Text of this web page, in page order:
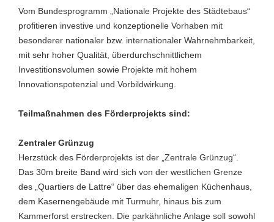
Vom Bundesprogramm „Nationale Projekte des Städtebaus“
profitieren investive und konzeptionelle Vorhaben mit
besonderer nationaler bzw. internationaler Wahrnehmbarkeit,
mit sehr hoher Qualität, überdurchschnittlichem
Investitionsvolumen sowie Projekte mit hohem
Innovationspotenzial und Vorbildwirkung.
Teilmaßnahmen des Förderprojekts sind:
Zentraler Grünzug
Herzstück des Förderprojekts ist der „Zentrale Grünzug“.
Das 30m breite Band wird sich von der westlichen Grenze
des „Quartiers de Lattre“ über das ehemaligen Küchenhaus,
dem Kasernengebäude mit Turmuhr, hinaus bis zum
Kammerforst erstrecken. Die parkähnliche Anlage soll sowohl